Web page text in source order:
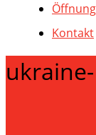
Kontakt